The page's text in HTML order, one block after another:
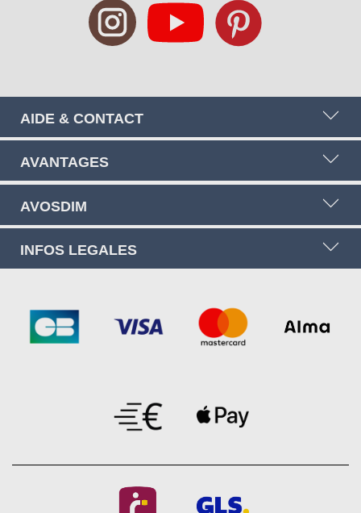
AIDE & CONTACT
AVANTAGES
AVOSDIM
INFOS LEGALES